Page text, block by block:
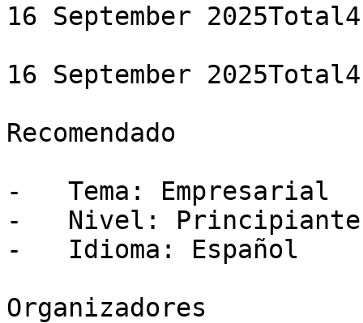
16 September
16 September
Recomendado
-   Tema: Empresarial
-   Nivel: Principiante
-   Idioma: Español
Organizadores